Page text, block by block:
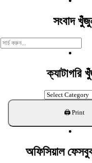
সংবাদ
Search
For:
ক্যাটাগরি
ক্যাটাগরি
খুঁজুন
অফিসিয়াল